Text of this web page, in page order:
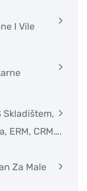
I Vile
Skladištem,
ERM, CRM….
Za Male